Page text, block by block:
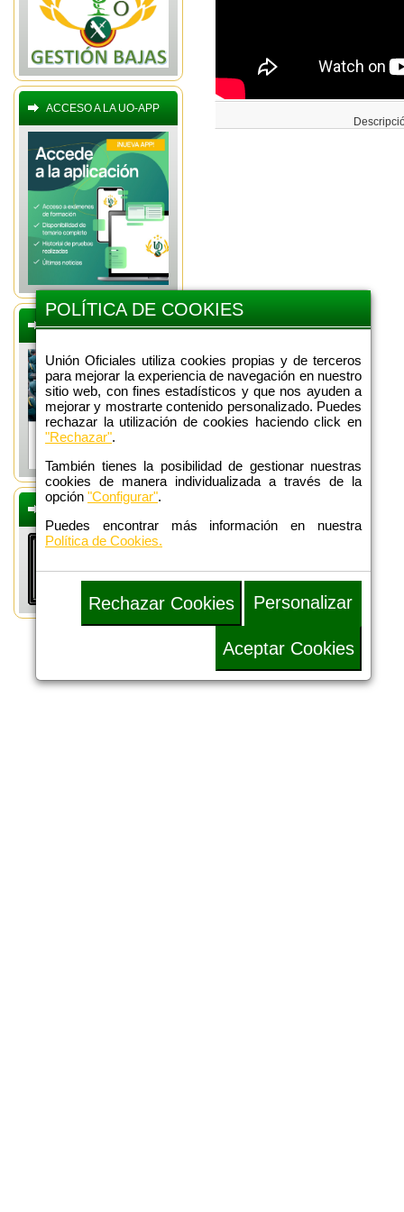
POLÍTICA DE COOKIES
Unión Oficiales utiliza cookies propias y de terceros
para mejorar la experiencia de navegación en nuestro
sitio web, con fines estadísticos y que nos ayuden a
mejorar y mostrarte contenido personalizado. Puedes
rechazar la utilización de cookies haciendo click en
"Rechazar".
También tienes la posibilidad de gestionar nuestras
cookies de manera individualizada a través de la
opción "Configurar".
Puedes encontrar más información en nuestra
Política de Cookies.
Rechazar Cookies Personalizar
Aceptar Cookies
ACCESO A LA UO-APP
BOLETINES OFERTAS
DEFENSA